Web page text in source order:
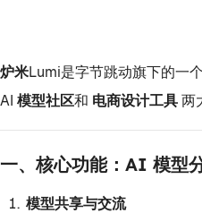
炉米Lumi是字节跳动旗下的一
AI 模型社区和 电商设计工具 两
一、核心功能：AI 模型
模型共享与交流